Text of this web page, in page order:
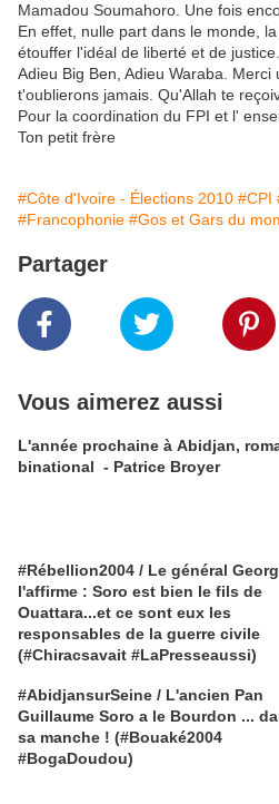
Mamadou Soumahoro. Une fois
En effet, nulle part dans le monde,
étouffer l'idéal de liberté et de justice.
Adieu Big Ben, Adieu Waraba.
t'oublierons jamais. Qu'Allah te
Pour la coordination du FPI et l'
Ton petit frère
#Côte d'Ivoire - Élections 2010 #CPI
#Francophonie #Gos et Gars du
Partager
Vous aimerez aussi
L'année prochaine à Abidjan,
binational - Patrice Broyer
#Rébellion2004 / Le général
l'affirme : Soro est bien le fils de
Ouattara...et ce sont eux les
responsables de la guerre civile
(#Chiracsavait #LaPresseaussi)
#AbidjansurSeine / L'ancien Pan
Guillaume Soro a le Bourdon ...
sa manche ! (#Bouaké2004
#BogaDoudou)